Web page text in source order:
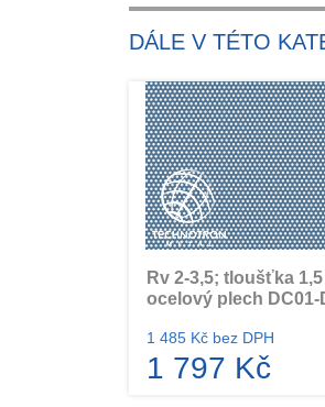
DÁLE V TÉTO
Rv 2-3,5; tloušťka
ocelový plech DC01-
1 485 Kč bez DPH
1 797 Kč